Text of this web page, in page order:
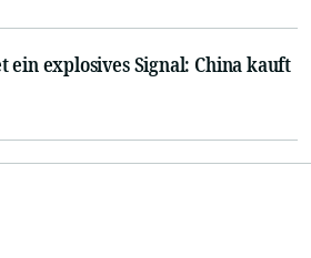
ein explosives Signal: China kauft